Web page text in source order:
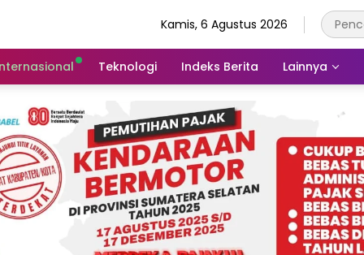
Kamis, 6 Agustus 2026
Teknologi Indeks Berita Lainnya